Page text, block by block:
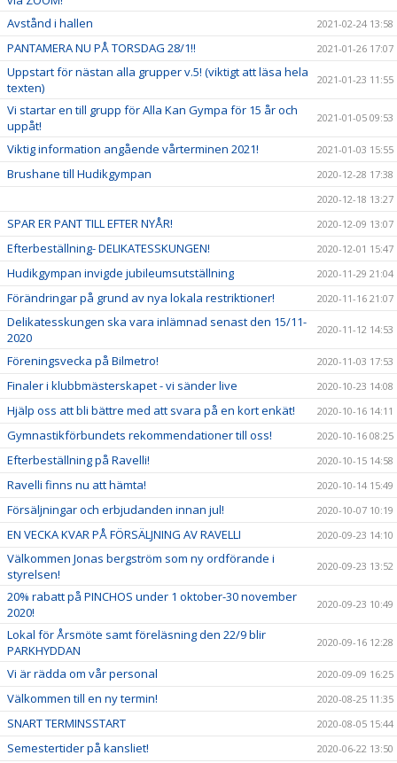
Avstånd i hallen
2021-02-24 13:58
PANTAMERA NU PÅ TORSDAG 28/1!! 2021-01-26 17:07
Uppstart för nästan alla grupper v.5! (viktigt att läsa hela
texten)
2021-01-23 11:55
Vi startar en till grupp för Alla Kan Gympa för 15 år och
uppåt!
2021-01-05 09:53
Viktig information angående vårterminen 2021! 2021-01-03 15:55
Brushane till Hudikgympan
2020-12-28 17:38
2020-12-18 13:27
SPAR ER PANT TILL EFTER NYÅR! 2020-12-09 13:07
Efterbeställning- DELIKATESSKUNGEN! 2020-12-01 15:47
Hudikgympan invigde jubileumsutställning 2020-11-29 21:04
Förändringar på grund av nya lokala restriktioner! 2020-11-16 21:07
Delikatesskungen ska vara inlämnad senast den 15/11-
2020
2020-11-12 14:53
Föreningsvecka på Bilmetro! 2020-11-03 17:53
Finaler i klubbmästerskapet - vi sänder live 2020-10-23 14:08
Hjälp oss att bli bättre med att svara på en kort enkät! 2020-10-16 14:11
Gymnastikförbundets rekommendationer till oss! 2020-10-16 08:25
Efterbeställning på Ravelli! 2020-10-15 14:58
Ravelli finns nu att hämta! 2020-10-14 15:49
Försäljningar och erbjudanden innan jul! 2020-10-07 10:19
EN VECKA KVAR PÅ FÖRSÄLJNING AV RAVELLI 2020-09-23 14:10
Välkommen Jonas bergström som ny ordförande i
styrelsen!
2020-09-23 13:52
20% rabatt på PINCHOS under 1 oktober-30 november
2020!
2020-09-23 10:49
Lokal för Årsmöte samt föreläsning den 22/9 blir
PARKHYDDAN
2020-09-16 12:28
Vi är rädda om vår personal 2020-09-09 16:25
Välkommen till en ny termin! 2020-08-25 11:35
SNART TERMINSSTART 2020-08-05 15:44
Semestertider på kansliet! 2020-06-22 13:50